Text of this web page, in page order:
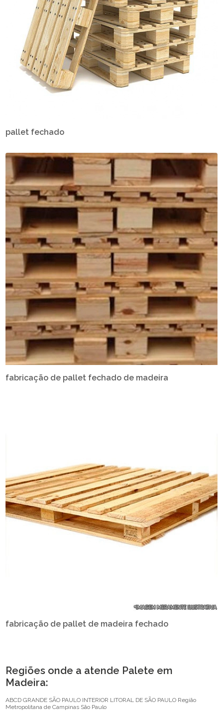
pallet fechado
fabricação de pallet fechado de madeira
fabricação de pallet de madeira fechado
Regiões onde a atende Palete em
Madeira:
ABCD GRANDE SÃO PAULO INTERIOR LITORAL DE SÃO PAULO Região
Metropolitana de Campinas São Paulo